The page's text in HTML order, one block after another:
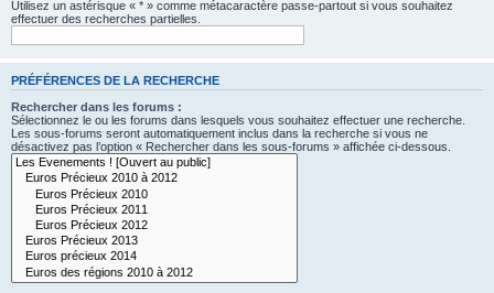
Utilisez un astérisque « * » comme métacaractère passe-partout si vous souhaitez
effectuer des recherches partielles.
PRÉFÉRENCES DE LA RECHERCHE
Rechercher dans les forums :
Sélectionnez le ou les forums dans lesquels vous souhaitez effectuer une recherche.
Les sous-forums seront automatiquement inclus dans la recherche si vous ne
désactivez pas l’option « Rechercher dans les sous-forums » affichée ci-dessous.